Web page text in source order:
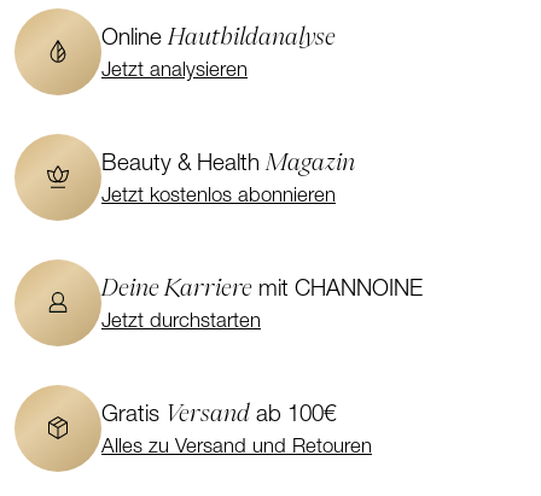
OnlineHautbildanalyse
Jetzt analysieren
Beauty & HealthMagazin
Jetzt kostenlos abonnieren
Deine Karriere mit CHANNOINE
Jetzt durchstarten
Gratis Versand ab 100€
Alles zu Versand und Retouren